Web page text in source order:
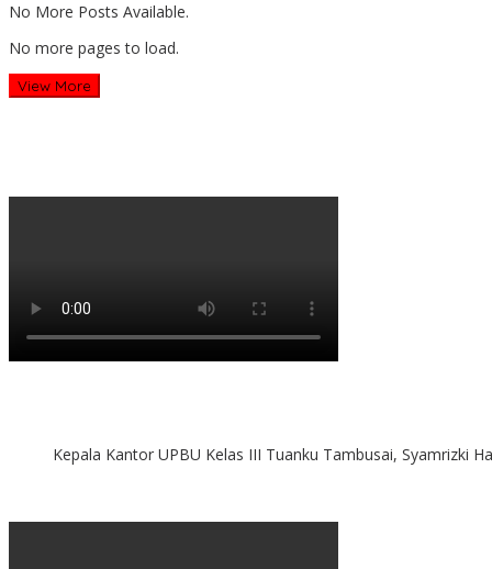
No More Posts Available.
No more pages to load.
View More
Kepala Kantor UPBU Kelas III Tuanku Tambusai, Syamrizki